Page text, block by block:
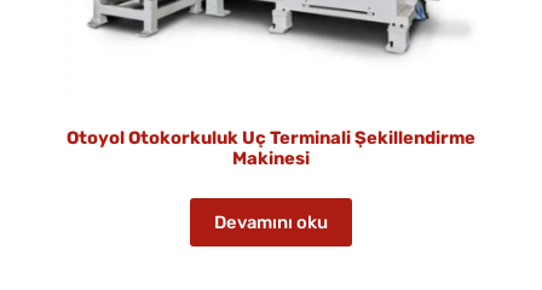
Otoyol Otokorkuluk Uç Terminali Şekillendirme
Makinesi
Devamını oku